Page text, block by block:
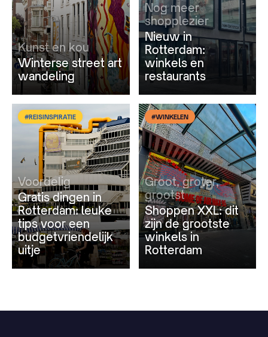
Kunst en kou
Winterse street art
wandeling
Nog meer
shopplezier
Nieuw in
Rotterdam:
winkels en
restaurants
#REISINSPIRATIE
Voordelig
Gratis dingen in
Rotterdam: leuke
tips voor een
budgetvriendelijk
uitje
#WINKELEN
Groot, groter,
grootst
Shoppen XXL: dit
zijn de grootste
winkels in
Rotterdam